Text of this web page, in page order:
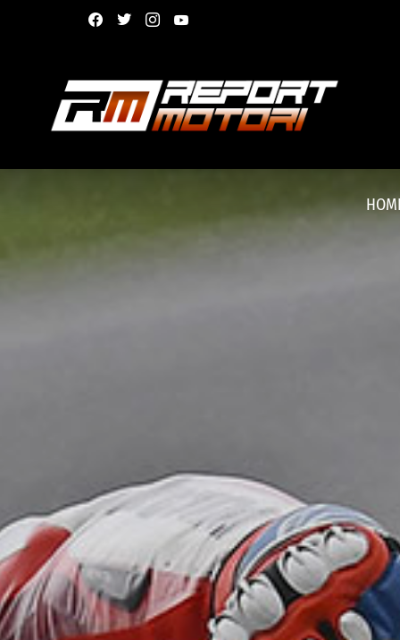
facebooktwitterinstagram